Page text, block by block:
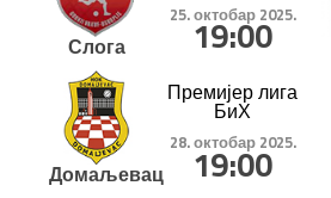
Слога
25. октобар 2025.
19:00
Домаљевац
Премијер лига
БиХ
28. октобар 2025.
19:00